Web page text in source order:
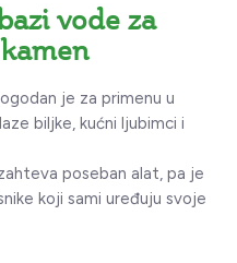
vode za
je za primenu u
biljke, kućni ljubimci i
poseban alat, pa je
koji sami uređuju svoje